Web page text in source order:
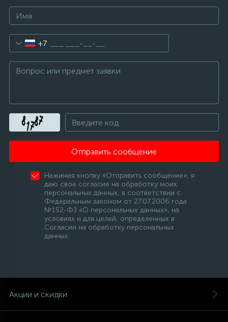
+7
Отправить сообщение
Нажимая кнопку «Отправить сообщение», я
даю свое согласие на обработку моих
персональных данных, в соответствии с
Федеральным законом от 27.07.2006 года
№152-ФЗ «О персональных данных», на
условиях и для целей, определенных в
Согласии на обработку персональных
данных
Акции и скидки